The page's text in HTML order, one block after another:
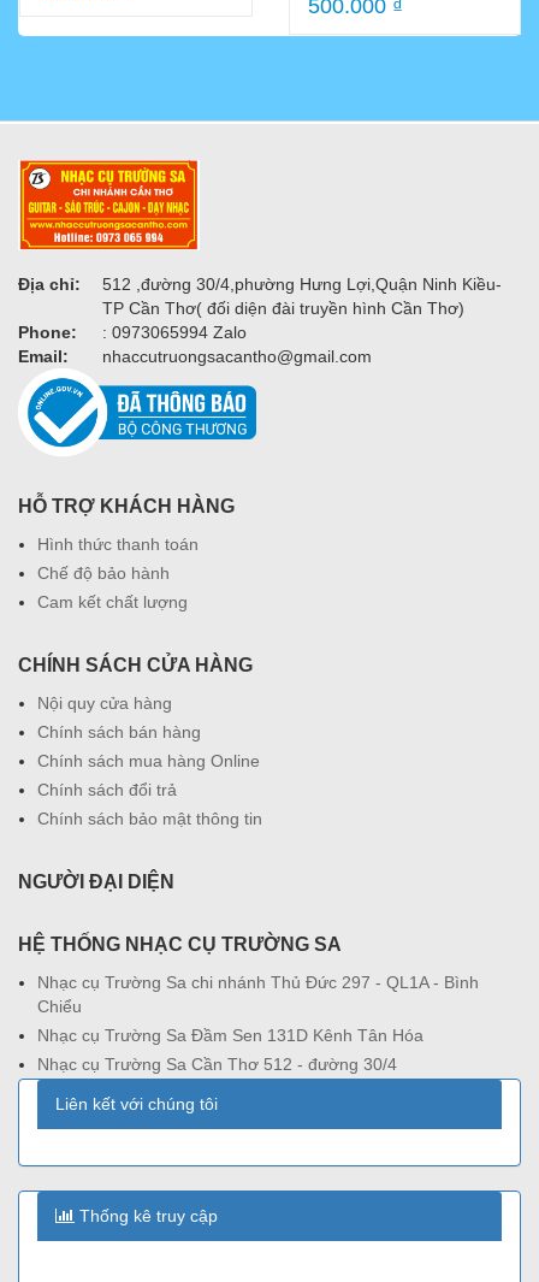
500.000 ₫
Địa chỉ:
512 ,đường 30/4,phường Hưng Lợi,Quận Ninh Kiều-
TP Cần Thơ( đối diện đài truyền hình Cần Thơ)
Phone:
: 0973065994 Zalo
Email:
nhaccutruongsacantho@gmail.com
HỖ TRỢ KHÁCH HÀNG
Hình thức thanh toán
Chế độ bảo hành
Cam kết chất lượng
CHÍNH SÁCH CỬA HÀNG
Nội quy cửa hàng
Chính sách bán hàng
Chính sách mua hàng Online
Chính sách đổi trả
Chính sách bảo mật thông tin
NGƯỜI ĐẠI DIỆN
HỆ THỐNG NHẠC CỤ TRƯỜNG SA
Nhạc cụ Trường Sa chi nhánh Thủ Đức 297 - QL1A - Bình
Chiểu
Nhạc cụ Trường Sa Đầm Sen 131D Kênh Tân Hóa
Nhạc cụ Trường Sa Cần Thơ 512 - đường 30/4
Liên kết với chúng tôi
Thống kê truy cập